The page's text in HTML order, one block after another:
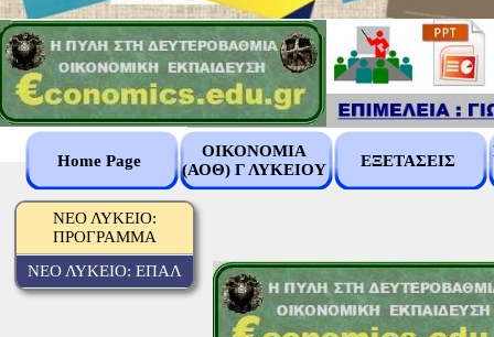
Home Page
ΟΙΚΟΝΟΜΙΑ
(ΑΟΘ) Γ ΛΥΚΕΙΟΥ
ΕΞΕΤΑΣΕΙΣ
ΝΕΟ ΛΥΚΕΙΟ:
ΠΡΟΓΡΑΜΜΑ
ΝΕΟ ΛΥΚΕΙΟ: ΕΠΑΛ